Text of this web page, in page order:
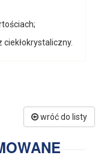
wróć do listy